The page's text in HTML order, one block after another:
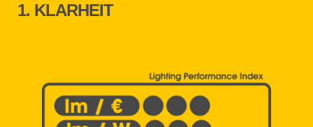
1. KLARHEIT